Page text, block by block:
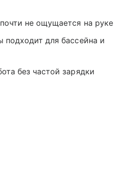
не ощущается на руке
подходит для бассейна и
без частой зарядки